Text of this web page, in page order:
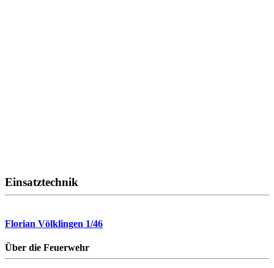
Einsatztechnik
Florian Völklingen 1/46
Über die Feuerwehr